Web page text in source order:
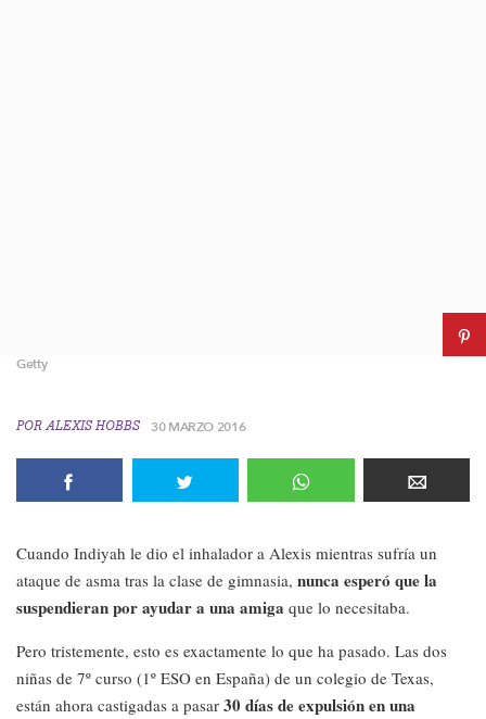
Getty
PORALEXIS HOBBS 30 MARZO 2016
Cuando Indiyah le dio el inhalador a Alexis mientras sufría un
ataque de asma tras la clase de gimnasia, nunca esperó que la
suspendieran por ayudar a una amiga que lo necesitaba.
Pero tristemente, esto es exactamente lo que ha pasado. Las dos
niñas de 7º curso (1º ESO en España) de un colegio de Texas,
están ahora castigadas a pasar 30 días de expulsión en una